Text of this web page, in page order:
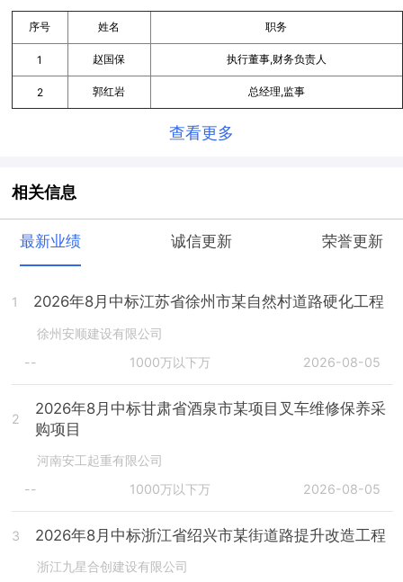
序号 姓名 职务
1 赵国保 执行董事,财务负责人
2 郭红岩 总经理,监事
查看更多
相关信息
最新业绩 诚信更新 荣誉更新
1 2026年8月中标江苏省徐州市某自然村道路硬化工程
徐州安顺建设有限公司
--
1000万以下万 2026-08-05
2
2026年8月中标甘肃省酒泉市某项目叉车维修保养采
购项目
河南安工起重有限公司
--
1000万以下万 2026-08-05
3 2026年8月中标浙江省绍兴市某街道路提升改造工程
浙江九星合创建设有限公司